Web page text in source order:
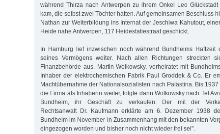
während Thirza nach Antwerpen zu ihrem Onkel Leo
kam, die selbst zwei Töchter hatten. Auf gemeinsamen Beschluss
Nathan zur Weiterbildung ins Internat der Jeschiwa Kahutout,
Heide nahe Antwerpen, 117 Heidestatiestraat geschickt.
In Hamburg lief inzwischen noch während Bundheims Haftzeit
seines Vermögens weiter. Nach allen Richtungen streckten
Finanzbehörde aus. Martin Wolkowsky, verheiratet mit
Inhaber der elektrochemischen Fabrik Paul Groddek & Co. Er
Machtübernahme der Nationalsozialisten nach Palästina. Bis
die Firma als Inhaberin weiter, folgte dann Wolkowsky nach Tel
Bundheim, ihr Geschäft zu verkaufen. Der mit der
Rechtsanwalt Dr. Kaufmann erklärte am 6. Dezember 1938
Bundheim im November in Zusammenhang mit den bekannten
eingezogen worden und bisher noch nicht wieder frei sei".